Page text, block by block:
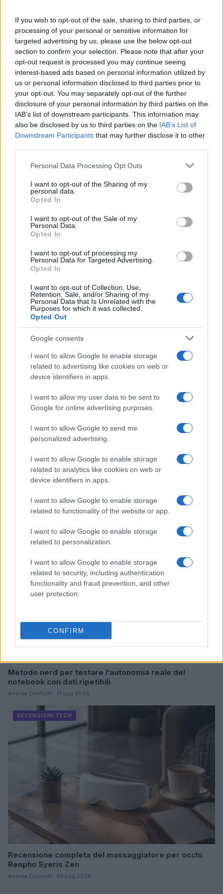
If you wish to opt-out of the sale, sharing to third parties, or
processing of your personal or sensitive information for
targeted advertising by us, please use the below opt-out
section to confirm your selection. Please note that after your
opt-out request is processed you may continue seeing
interest-based ads based on personal information utilized by
us or personal information disclosed to third parties prior to
your opt-out. You may separately opt-out of the further
disclosure of your personal information by third parties on the
IAB’s list of downstream participants. This information may
also be disclosed by us to third parties on the IAB’s List of
Downstream Participants that may further disclose it to other
Please note that this website/app uses one or more Google
not limited to your visit or usage behaviour. You may click to
grant or deny consent to Google and its third-party tags to
use your data for below specified purposes in below Google
consent section.
Personal Data Processing Opt Outs
I want to opt-out of the Sharing of my
personal data.
Opted In
I want to opt-out of the Sale of my
Personal Data.
Opted In
I want to opt-out of processing my
Personal Data for Targeted Advertising.
Opted In
I want to opt-out of Collection, Use,
Retention, Sale, and/or Sharing of my
Personal Data that Is Unrelated with the
Purposes for which it was collected.
Opted Out
Google consents
I want to allow Google to enable storage
related to advertising like cookies on web or
device identifiers in apps.
I want to allow my user data to be sent to
Google for online advertising purposes.
I want to allow Google to send me
personalized advertising.
I want to allow Google to enable storage
related to analytics like cookies on web or
device identifiers in apps.
I want to allow Google to enable storage
related to functionality of the website or app.
I want to allow Google to enable storage
related to personalization.
I want to allow Google to enable storage
related to security, including authentication
functionality and fraud prevention, and other
user protection.
CONFIRM
AUTORE
Staff
Continua a leggere
replicabili
Andrea Conforti · 1 Ago 2026
RECENSIONI TECH
Metodo nerd per testare l’autonomia reale del
notebook con dati ripetibili
Andrea Conforti · 31 Lug 2026
RECENSIONI TECH
Recensione completa del massaggiatore per occhi
Renpho Eyeris Zen
Andrea Conforti · 29 Lug 2026